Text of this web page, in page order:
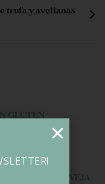
trufa y avellanas
GLUTEN
YOGUR DE OVEJA